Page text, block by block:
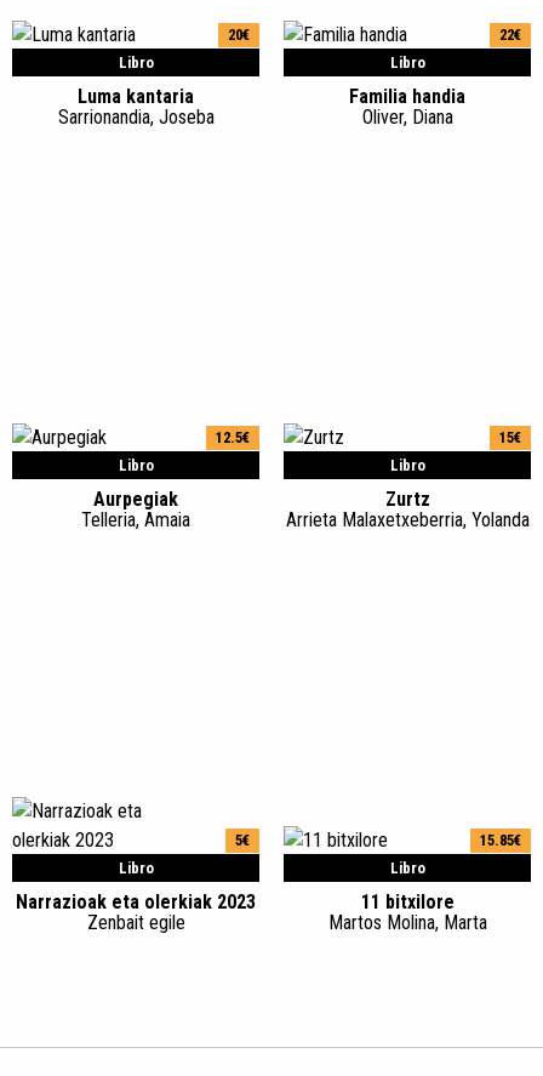
Libro
20€
Luma kantaria
Sarrionandia, Joseba
Libro
22€
Familia handia
Oliver, Diana
Libro
12.5€
Aurpegiak
Telleria, Amaia
Libro
15€
Zurtz
Arrieta Malaxetxeberria, Yolanda
Libro
5€
Narrazioak eta olerkiak 2023
Zenbait egile
Libro
15.85€
11 bitxilore
Martos Molina, Marta